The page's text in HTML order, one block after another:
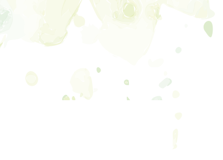
dzieci i młodzieży
rodzinna
Trening Umiejętności Społecznych dla dzieci i